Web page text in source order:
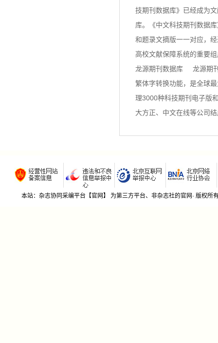
技期刊数据库》已经成为
库。《中文科技期刊数据
和题录文摘版一一对应，
高校文献保障系统的重要
龙源期刊数据库 龙源期刊
繁体字转换功能，是全球
理3000种科技期刊电子版
大方正、中文在线等公司
本站：杂志协同采编平台【官网】 为第三方平台、非杂志社的官网· 版权